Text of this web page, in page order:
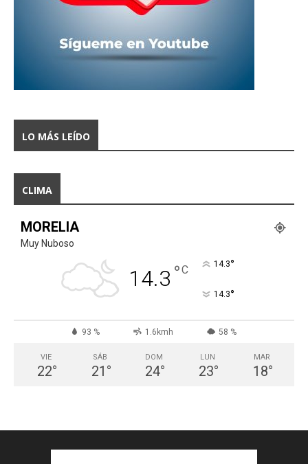
LO MÁS LEÍDO
CLIMA
MORELIA
Muy Nuboso
14.3 °C 14.3°
14.3°
93 % 1.6kmh 58 %
VIE
22°
SÁB
21 °
DOM
24°
LUN
23°
MAR
18°